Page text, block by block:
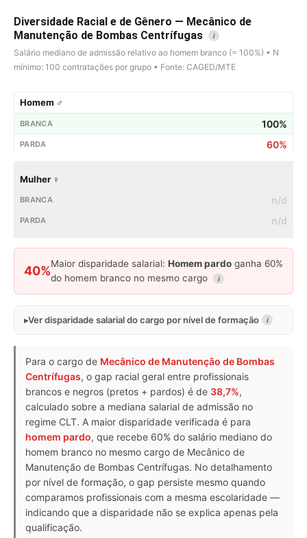
Diversidade Racial e de Gênero — Mecânico de
Manutenção de Bombas Centrífugas
i
Salário mediano de admissão relativo ao homem branco (= 100%) • N
mínimo: 100 contratações por grupo • Fonte: CAGED/MTE
Homem ♂
100%
60%
Mulher ♀
n/d
n/d
40%
Maior disparidade salarial: Homem pardo ganha 60%
do homem branco no mesmo cargo
i
Ver disparidade salarial do cargo por nível de formação i
Para o cargo de Mecânico de Manutenção de Bombas
Centrífugas, o gap racial geral entre profissionais
brancos e negros (pretos + pardos) é de 38,7%,
calculado sobre a mediana salarial de admissão no
regime CLT. A maior disparidade verificada é para
homem pardo, que recebe 60% do salário mediano do
homem branco no mesmo cargo de Mecânico de
Manutenção de Bombas Centrífugas. No detalhamento
por nível de formação, o gap persiste mesmo quando
comparamos profissionais com a mesma escolaridade —
indicando que a disparidade não se explica apenas pela
qualificação.